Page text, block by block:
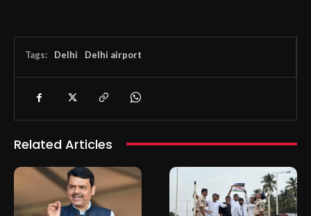
Tags: Delhi Delhi airport
Related Articles